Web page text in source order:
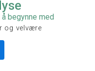
begynne med
og velvære